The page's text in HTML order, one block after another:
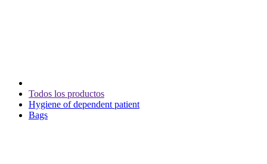
Todos los productos
Hygiene of dependent patient
Bags